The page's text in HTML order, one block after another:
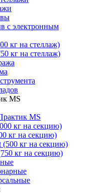
с электронным
кг на стеллаж)
кг на стеллаж)
MS
MS
кг на секцию)
кг на секцию)
(500 кг на секцию)
кг на секцию)